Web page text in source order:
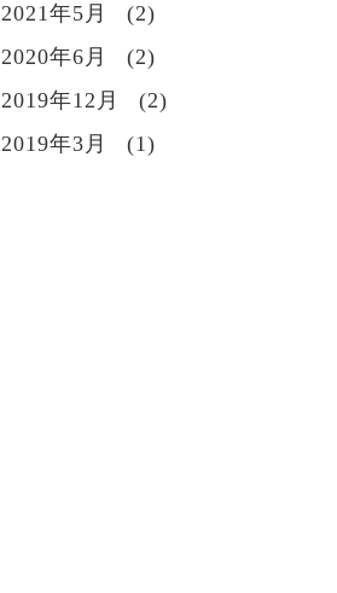
2021年5月
(2)
2020年6月
(2)
2019年12月
(2)
2019年3月
(1)